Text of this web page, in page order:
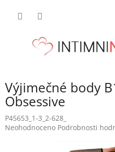
Výjimečné body
Obsessive
P45653_1-3_2-628_
Průměrné
Neohodnoceno Podrobnosti